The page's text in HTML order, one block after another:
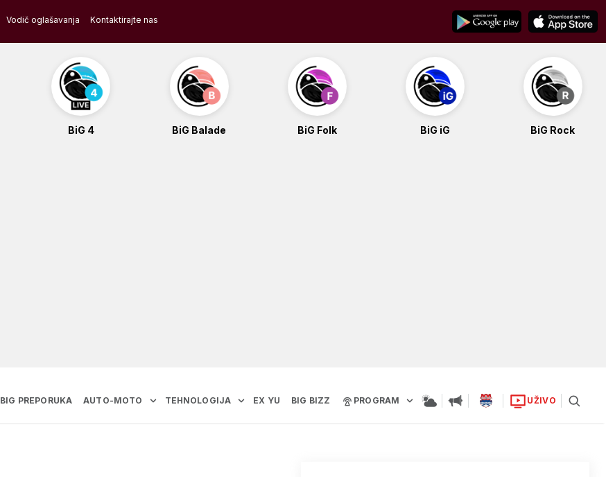
Vodič oglašavanja Kontaktirajte nas
BiG 4 BiG Balade BiG Folk BiG iG BiG Rock
BIG PREPORUKA AUTO-MOTO TEHNOLOGIJA EX YU BIG BIZZ PROGRAM UŽIVO